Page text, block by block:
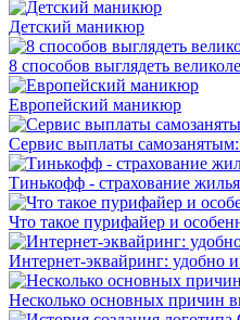
Детский маникюр
8 способов выглядеть
Европейский маникюр
Сервис выплаты
Тинькофф - страхование жилья
Что такое пурифайер и
Интернет-эквайринг: удобно
Несколько основных причин